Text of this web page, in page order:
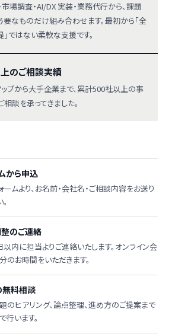
場調査・AI/DX 実装・業務代行から、課題
要なものだけ組み合わせます。最初から「全
ではない柔軟な支援です。
のご相談実績
ップから大手企業まで、累計500社以上の事
談を承ってきました。
から申込
ームより、お名前・会社名・ご相談内容をお送り
のご連絡
内に担当よりご連絡いたします。オンライン会
のお時間をいただきます。
料相談
のヒアリング、論点整理、進め方のご提案まで
行います。